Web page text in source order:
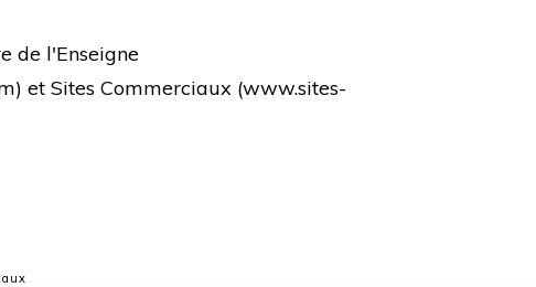
de l'Enseigne
) et Sites Commerciaux (www.sites-